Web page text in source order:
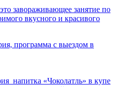
завораживающее занятие по
вкусного и красивого
программа с выездом в
напитка «Чоколатль» в купе